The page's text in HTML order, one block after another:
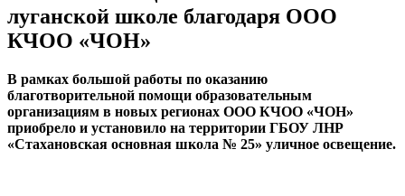
луганской школе благодаря ООО
КЧОО «ЧОН»
В рамках большой работы по оказанию
благотворительной помощи образовательным
организациям в новых регионах ООО КЧОО «ЧОН»
приобрело и установило на территории ГБОУ ЛНР
«Стахановская основная школа № 25» уличное освещение.